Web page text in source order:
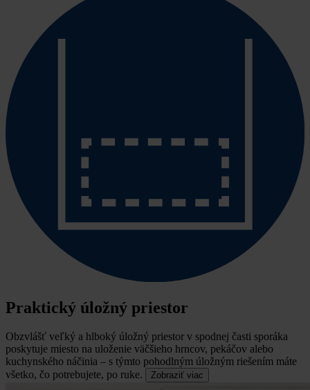
Praktický úložný priestor
Obzvlášť veľký a hlboký úložný priestor v spodnej časti sporáka
poskytuje miesto na uloženie väčšieho hrncov, pekáčov alebo
kuchynského náčinia – s týmto pohodlným úložným riešením máte
všetko, čo potrebujete, po ruke.
Zobraziť viac